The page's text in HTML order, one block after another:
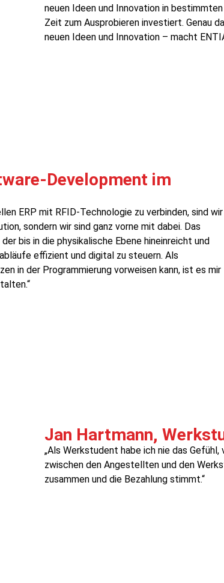
neuen Ideen und Innovation in
Zeit zum Ausprobieren investiert. Genau
neuen Ideen und Innovation – macht
Development im
ERP mit RFID-Technologie zu verbinden, sind wir
sondern wir sind ganz vorne mit dabei. Das
bis in die physikalische Ebene hineinreicht und
effizient und digital zu steuern. Als
in der Programmierung vorweisen kann, ist es mir
Jan Hartmann,
„Als Werkstudent habe ich nie das
zwischen den Angestellten und den
zusammen und die Bezahlung stimmt.“